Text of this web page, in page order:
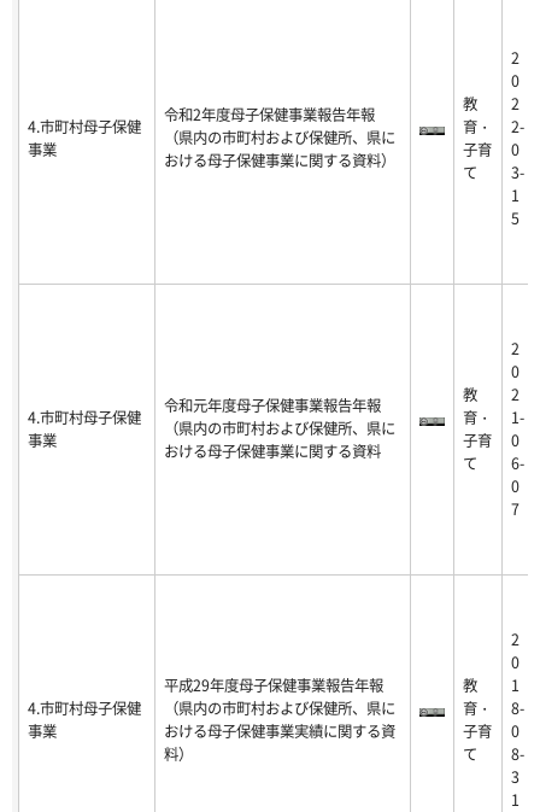
4.市町村母子保健
事業
令和2年度母子保健事業報告年報
（県内の市町村および保健所、県に
おける母子保健事業に関する資料）
教
育・
子育
て
2
0
2
2-
0
3-
1
5
4.市町村母子保健
事業
令和元年度母子保健事業報告年報
（県内の市町村および保健所、県に
おける母子保健事業に関する資料
教
育・
子育
て
2
0
2
1-
0
6-
0
7
4.市町村母子保健
事業
平成29年度母子保健事業報告年報
（県内の市町村および保健所、県に
おける母子保健事業実績に関する資
料）
教
育・
子育
て
2
0
1
8-
0
8-
3
1